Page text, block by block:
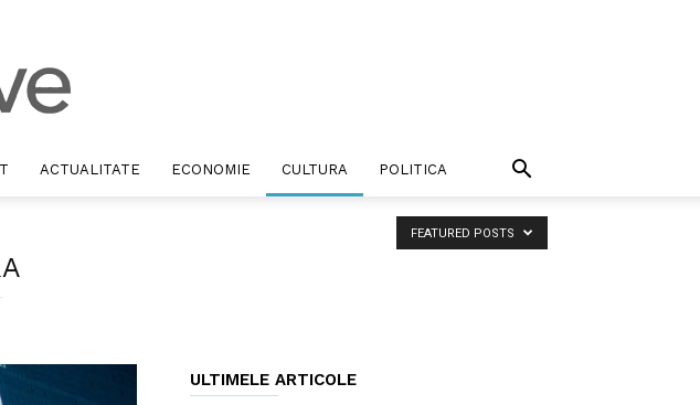
ACTUALITATE ECONOMIE CULTURA POLITICA
FEATURED POSTS
ULTIMELE ARTICOLE